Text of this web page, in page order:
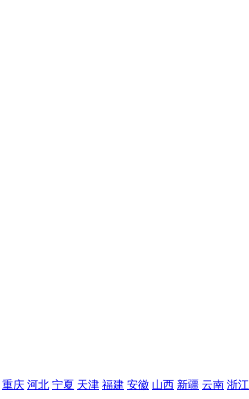
重庆 河北 宁夏 天津 福建 安徽 山西 新疆 云南 浙江